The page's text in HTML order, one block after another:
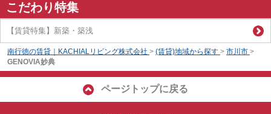
こだわり特集
【賃貸特集】新築・築浅
南行徳の賃貸｜KACHIALリビング株式会社 > (賃貸)地域から探す > 市川市 >
GENOVIA妙典
ページトップに戻る